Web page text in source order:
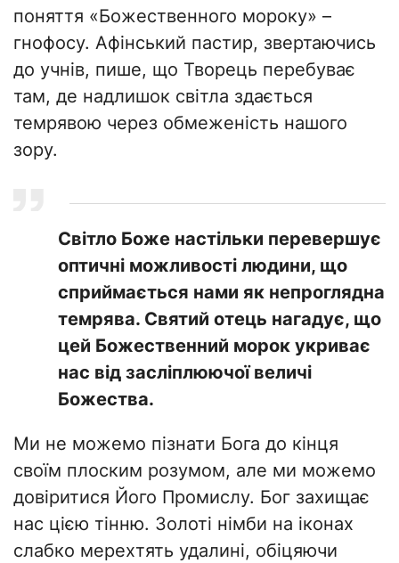
поняття «Божественного мороку» –
гнофосу. Афінський пастир, звертаючись
до учнів, пише, що Творець перебуває
там, де надлишок світла здається
темрявою через обмеженість нашого
зору.
Світло Боже настільки перевершує
оптичні можливості людини, що
сприймається нами як непроглядна
темрява. Святий отець нагадує, що
цей Божественний морок укриває
нас від засліплюючої величі
Божества.
Ми не можемо пізнати Бога до кінця
своїм плоским розумом, але ми можемо
довіритися Його Промислу. Бог захищає
нас цією тінню. Золоті німби на іконах
слабко мерехтять удалині, обіцяючи